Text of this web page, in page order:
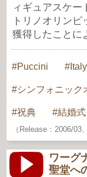
ィギュアスケ
トリノオリン
獲得したことに
Puccini Italy
シンフォニック
祝典 結婚式
（Release：2006/03
ワーグ
聖堂へ